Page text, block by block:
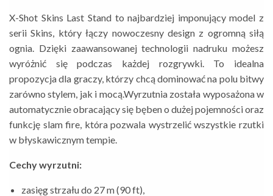
X-Shot Skins Last Stand to najbardziej imponujący model z
serii Skins, który łączy nowoczesny design z ogromną siłą
ognia. Dzięki zaawansowanej technologii nadruku możesz
wyróżnić się podczas każdej rozgrywki. To idealna
propozycja dla graczy, którzy chcą dominować na polu bitwy
zarówno stylem, jak i mocą.Wyrzutnia została wyposażona w
automatycznie obracający się bęben o dużej pojemności oraz
funkcję slam fire, która pozwala wystrzelić wszystkie rzutki
w błyskawicznym tempie.
Cechy wyrzutni:
zasięg strzału do 27 m (90 ft),